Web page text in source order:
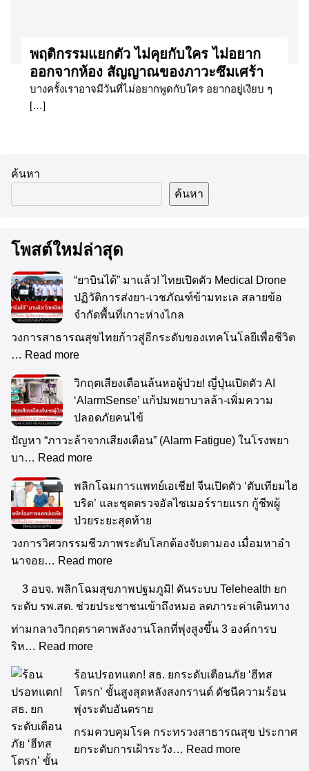
พฤติกรรมแยกตัว ไม่คุยกับใคร ไม่อยาก
ออกจากห้อง สัญญาณของภาวะซึมเศร้า
บางครั้งเราอาจมีวันที่ไม่อยากพูดกับใคร อยากอยู่เงียบ ๆ
[…]
ค้นหา
ค้นหา
โพสต์ใหม่ล่าสุด
“ยาบินได้” มาแล้ว! ไทยเปิดตัว Medical Drone
ปฏิวัติการส่งยา-เวชภัณฑ์ข้ามทะเล สลายข้อ
จำกัดพื้นที่เกาะห่างไกล
วงการสาธารณสุขไทยก้าวสู่อีกระดับของเทคโนโลยีเพื่อชีวิต
… Read more
วิกฤตเสียงเตือนล้นหอผู้ป่วย! ญี่ปุ่นเปิดตัว AI
‘AlarmSense’ แก้ปมพยาบาลล้า-เพิ่มความ
ปลอดภัยคนไข้
ปัญหา “ภาวะล้าจากเสียงเตือน” (Alarm Fatigue) ในโรงพยา
บา… Read more
พลิกโฉมการแพทย์เอเชีย! จีนเปิดตัว ‘ตับเทียมไฮ
บริด’ และชุดตรวจอัลไซเมอร์รายแรก กู้ชีพผู้
ป่วยระยะสุดท้าย
วงการวิศวกรรมชีวภาพระดับโลกต้องจับตามอง เมื่อมหาอำ
นาจอย… Read more
3 อบจ. พลิกโฉมสุขภาพปฐมภูมิ! ดันระบบ Telehealth ยก
ระดับ รพ.สต. ช่วยประชาชนเข้าถึงหมอ ลดภาระค่าเดินทาง
ท่ามกลางวิกฤตราคาพลังงานโลกที่พุ่งสูงขึ้น 3 องค์การบ
ริห… Read more
ร้อนปรอทแตก! สธ. ยกระดับเตือนภัย ‘ฮีทส
โตรก’ ขั้นสูงสุดหลังสงกรานต์ ดัชนีความร้อน
พุ่งระดับอันตราย
กรมควบคุมโรค กระทรวงสาธารณสุข ประกาศ
ยกระดับการเฝ้าระวัง… Read more